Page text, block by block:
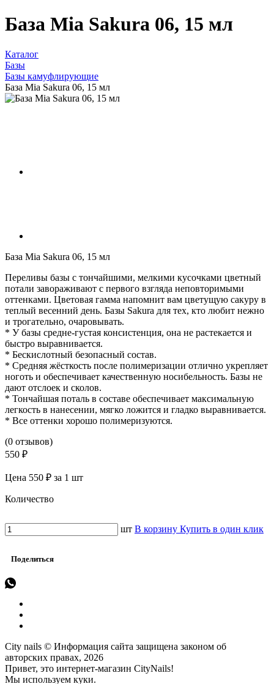
База Mia Sakura 06, 15 мл
Каталог
Базы
Базы камуфлирующие
База Mia Sakura 06, 15 мл
База Mia Sakura 06, 15 мл
Переливы базы с тончайшими, мелкими кусочками цветный
потали завораживают с первого взгляда неповторимыми
оттенками. Цветовая гамма напомнит вам цветущую сакуру в
теплый весенний день. Базы Sakura для тех, кто любит нежно
и трогательно, очаровывать.
* У базы средне-густая консистенция, она не растекается и
быстро выравнивается.
* Бескислотный безопасный состав.
* Средняя жёсткость после полимеризации отлично укрепляет
ноготь и обеспечивает качественную носибельность. Базы не
дают отслоек и сколов.
* Тончайшая поталь в составе обеспечивает максимальную
легкость в нанесении, мягко ложится и гладко выравнивается.
* Все оттенки хорошо полимеризуются.
(0 отзывов)
550 ₽
Цена 550 ₽ за 1 шт
Количество
шт В корзину Купить в один клик
Поделиться
City nails © Информация сайта защищена законом об
авторских правах, 2026
Привет, это интернет-магазин CityNails!
Мы используем куки.